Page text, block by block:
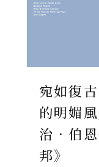
宛如復
的明媚
治．伯
邦》